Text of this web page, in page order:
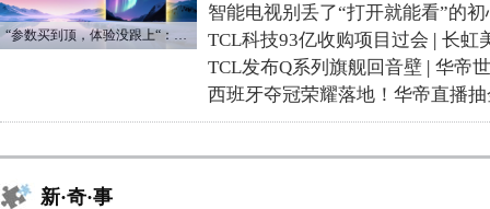
“参数买到顶，体验没跟上“：长虹追光Q70S给高端电视打了个样
智能电视别丢了“打开就能看”的初
TCL科技93亿收购项目过会 | 长虹
TCL发布Q系列旗舰回音壁 | 华帝
西班牙夺冠荣耀落地！华帝直播
新·奇·事